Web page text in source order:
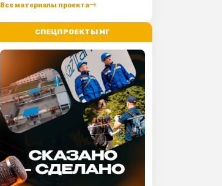
Все материалы проекта
СПЕЦПРОЕКТЫ МГ